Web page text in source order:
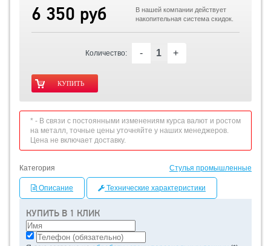
КУПИТЬ В 1 КЛИК
6 350 руб
В нашей компании действует
накопительная система скидок.
Количество: - +
* - В связи с постоянными изменениям курса валют и ростом
на металл, точные цены уточняйте у наших менеджеров.
Цена не включает доставку.
Категория Стулья промышленные
Описание Технические характеристики